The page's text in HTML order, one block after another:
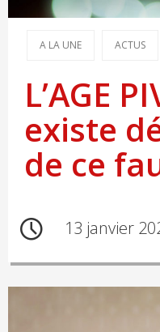
A LA UNE ACTUS
L’AGE
existe
de ce
13 janvier